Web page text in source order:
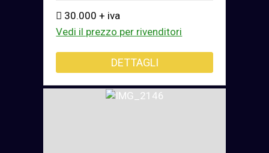
30.000 + iva
Vedi il prezzo per rivenditori
DETTAGLI